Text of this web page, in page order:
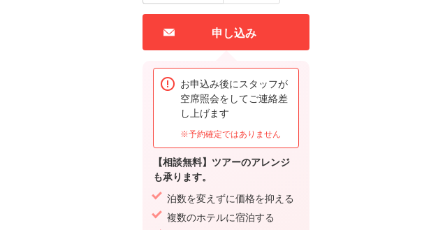
申し込み
お申込み後にスタッフが
空席照会をしてご連絡差
し上げます
※予約確定ではありません
【相談無料】ツアーのアレンジ
も承ります。
泊数を変えずに価格を抑える
複数のホテルに宿泊する